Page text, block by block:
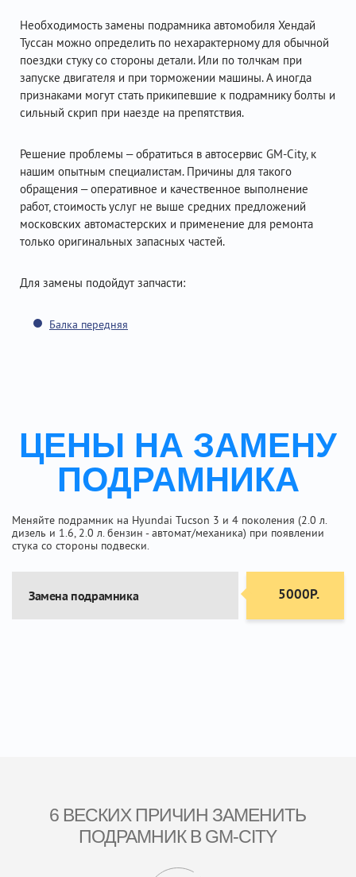
Необходимость замены подрамника автомобиля Хендай
Туссан можно определить по нехарактерному для обычной
поездки стуку со стороны детали. Или по толчкам при
запуске двигателя и при торможении машины. А иногда
признаками могут стать прикипевшие к подрамнику болты и
сильный скрип при наезде на препятствия.
Решение проблемы – обратиться в автосервис GM-City, к
нашим опытным специалистам. Причины для такого
обращения – оперативное и качественное выполнение
работ, стоимость услуг не выше средних предложений
московских автомастерских и применение для ремонта
только оригинальных запасных частей.
Для замены подойдут запчасти:
Балка передняя
ЦЕНЫ НА ЗАМЕНУ
ПОДРАМНИКА
Меняйте подрамник на Hyundai Tucson 3 и 4 поколения (2.0 л.
дизель и 1.6, 2.0 л. бензин - автомат/механика) при появлении
стука со стороны подвески.
Замена подрамника 5000Р.
6 ВЕСКИХ ПРИЧИН ЗАМЕНИТЬ
ПОДРАМНИК В GM-CITY